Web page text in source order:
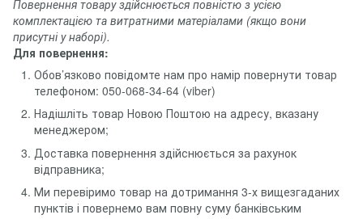
Повернення товару здійснюється повністю з усією
комплектацією та витратними матеріалами (якщо вони
присутні у наборі).
Для повернення:
Обов’язково повідомте нам про намір повернути товар
телефоном: 050-068-34-64 (viber)
Надішліть товар Новою Поштою на адресу, вказану
менеджером;
Доставка повернення здійснюється за рахунок
відправника;
Ми перевіримо товар на дотримання 3-х вищезгаданих
пунктів і повернемо вам повну суму банківським